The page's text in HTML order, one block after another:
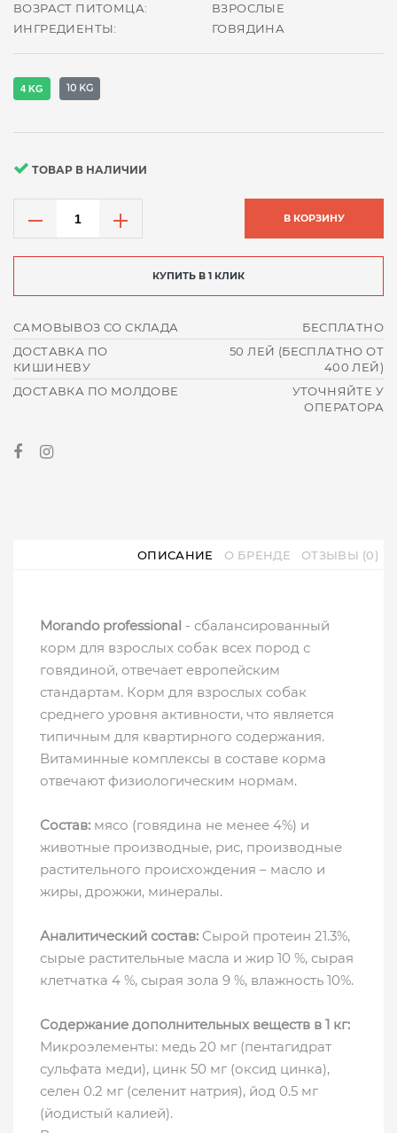
ВОЗРАСТ ПИТОМЦА:
ВЗРОСЛЫЕ
ИНГРЕДИЕНТЫ:
ГОВЯДИНА
4 KG 10 KG
ТОВАР В НАЛИЧИИ
В КОРЗИНУ
КУПИТЬ В 1 КЛИК
САМОВЫВОЗ СО СКЛАДА
БЕСПЛАТНО
ДОСТАВКА ПО
КИШИНЕВУ
50 ЛЕЙ (БЕСПЛАТНО ОТ
400 ЛЕЙ)
ДОСТАВКА ПО МОЛДОВЕ
УТОЧНЯЙТЕ У
ОПЕРАТОРА
ОПИСАНИЕ О БРЕНДЕ ОТЗЫВЫ (0)
Morando professional - сбалансированный
корм для взрослых собак всех пород с
говядиной, отвечает европейским
стандартам. Корм для взрослых собак
среднего уровня активности, что является
типичным для квартирного содержания.
Витаминные комплексы в составе корма
отвечают физиологическим нормам.
Состав: мясо (говядина не менее 4%) и
животные производные, рис, производные
растительного происхождения – масло и
жиры, дрожжи, минералы.
Аналитический состав: Сырой протеин 21.3%,
сырые растительные масла и жир 10 %, сырая
клетчатка 4 %, сырая зола 9 %, влажность 10%.
Содержание дополнительных веществ в 1 кг:
Микроэлементы: медь 20 мг (пентагидрат
сульфата меди), цинк 50 мг (оксид цинка),
селен 0.2 мг (селенит натрия), йод 0.5 мг
(йодистый калией).